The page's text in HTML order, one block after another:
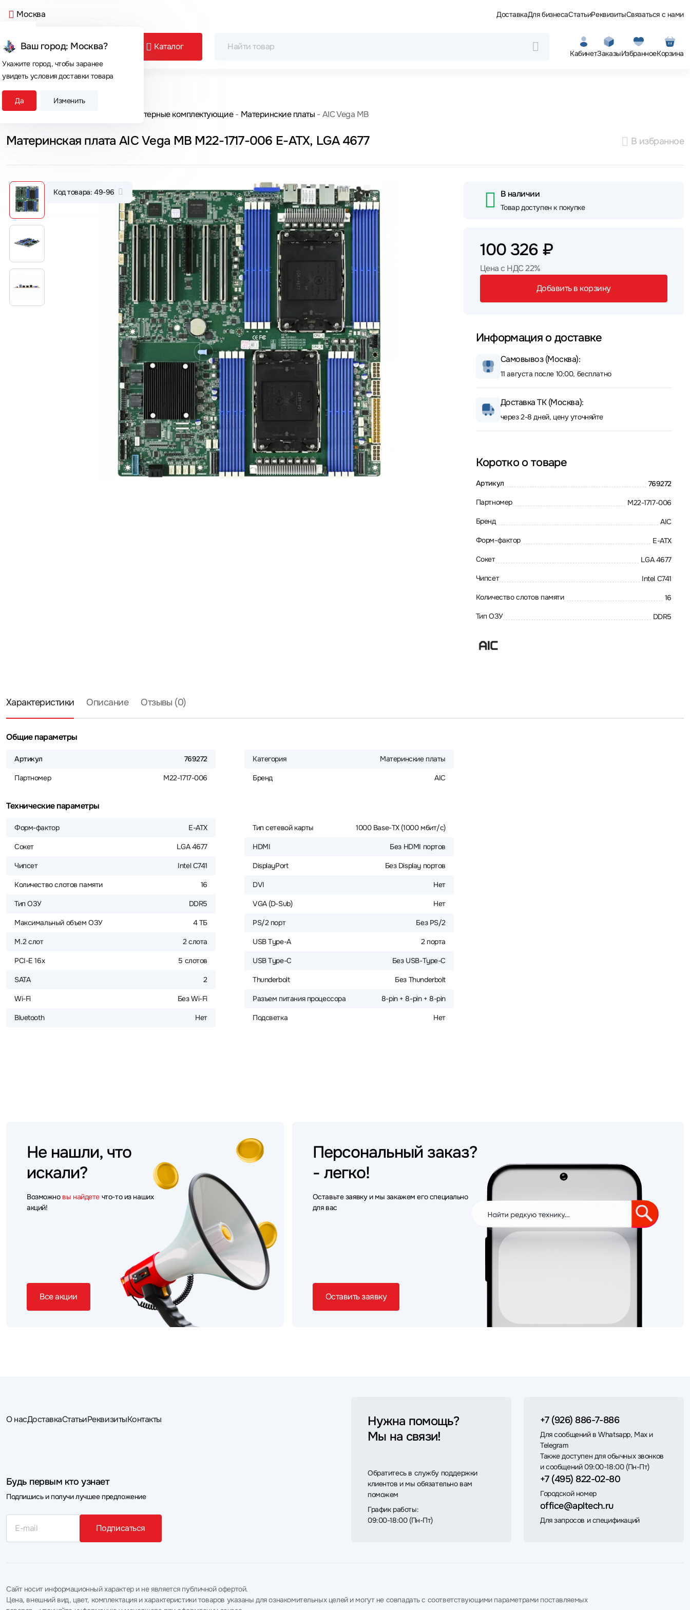
Москва
Ваш город: Москва?
Укажите город, чтобы заранее
увидеть условия доставки товара
Да Изменить
ДоставкаДля бизнесаСтатьиРеквизитыСвязаться с нами
Каталог
КабинетЗаказыИзбранноеКорзина
Сегодня покупают
Главная Компьютерные комплектующие Материнские платы AIC Vega MB
Материнская плата AIC Vega MB M22-1717-006 E-ATX, LGA 4677 В избранное
Код товара: 49-96 В наличии
Товар доступен к покупке
100 326 ₽
Цена с НДС 22%
Добавить в корзину
Информация о доставке
Самовывоз (Москва):
11 августа после 10:00, бесплатно
Доставка ТК (Москва):
через 2-8 дней, цену уточняйте
Коротко о товаре
Артикул 769272
Партномер M22-1717-006
Бренд AIC
Форм-фактор E-ATX
Сокет LGA 4677
Чипсет Intel C741
Количество слотов памяти 16
Тип ОЗУ DDR5
Характеристики Описание Отзывы (0)
Общие параметры
Артикул 769272
Партномер M22-1717-006
Категория Материнские платы
Бренд AIC
Технические параметры
Форм-фактор E-ATX
Сокет LGA 4677
Чипсет Intel C741
Количество слотов памяти 16
Тип ОЗУ DDR5
Максимальный объем ОЗУ 4 ТБ
M.2 слот 2 слота
PCI-E 16x 5 слотов
SATA 2
Wi-Fi Без Wi-Fi
Bluetooth Нет
Тип сетевой карты 1000 Base-TX (1000 мбит/с)
HDMI Без HDMI портов
DisplayPort Без Display портов
DVI Нет
VGA (D-Sub) Нет
PS/2 порт Без PS/2
USB Type-A 2 порта
USB Type-C Без USB-Type-C
Thunderbolt Без Thunderbolt
Разъем питания процессора 8-pin + 8-pin + 8-pin
Подсветка Нет
Не нашли, что
искали?
Возможно вы найдете что-то из наших
акций!
Все акции
Персональный заказ?
- легко!
Оставьте заявку и мы закажем его специально
для вас
Оставить заявку
О насДоставкаСтатьиРеквизитыКонтакты
Будь первым кто узнает
Подпишись и получи лучшее предложение
Подписаться
Нужна помощь?
Мы на связи!
Обратитесь в службу поддержки
клиентов и мы обязательно вам
поможем
График работы:
09:00-18:00 (Пн-Пт)
+7 (926) 886-7-886
Для сообщений в Whatsapp, Max и
Telegram
Также доступен для обычных звонков
и сообщений 09:00-18:00 (Пн-Пт)
+7 (495) 822-02-80
Городской номер
office@apltech.ru
Для запросов и спецификаций
Сайт носит информационный характер и не является публичной офертой.
Цена, внешний вид, цвет, комплектация и характеристики товаров указаны для ознакомительных целей и могут не совпадать с соответствующими параметрами поставляемых